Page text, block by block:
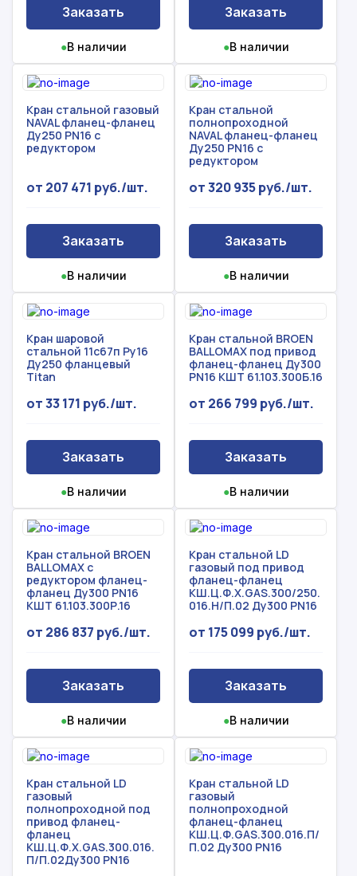
Заказать
●В наличии
Заказать
●В наличии
Кран стальной газовый
NAVAL фланец-фланец
Ду250 PN16 с
редуктором
от 207 471 руб./шт.
Заказать
●В наличии
Кран стальной
полнопроходной
NAVAL фланец-фланец
Ду250 PN16 с
редуктором
от 320 935 руб./шт.
Заказать
●В наличии
Кран шаровой
стальной 11с67п Ру16
Ду250 фланцевый
Titan
от 33 171 руб./шт.
Заказать
●В наличии
Кран стальной BROEN
BALLOMAX под привод
фланец-фланец Ду300
PN16 КШТ 61.103.300Б.16
от 266 799 руб./шт.
Заказать
●В наличии
Кран стальной BROEN
BALLOMAX с
редуктором фланец-
фланец Ду300 PN16
КШТ 61.103.300Р.16
от 286 837 руб./шт.
Заказать
●В наличии
Кран стальной LD
газовый под привод
фланец-фланец
КШ.Ц.Ф.Х.GAS.300/250.
016.Н/П.02 Ду300 PN16
от 175 099 руб./шт.
Заказать
●В наличии
Кран стальной LD
газовый
полнопроходной под
привод фланец-
фланец
КШ.Ц.Ф.Х.GAS.300.016.
П/П.02Ду300 PN16
Кран стальной LD
газовый
полнопроходной
фланец-фланец
КШ.Ц.Ф.GAS.300.016.П/
П.02 Ду300 PN16